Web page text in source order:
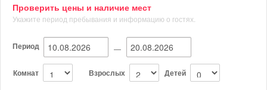
Проверить цены и наличие мест
Укажите период пребывания и информацию о гостях.
Период —
Комнат Взрослых Детей